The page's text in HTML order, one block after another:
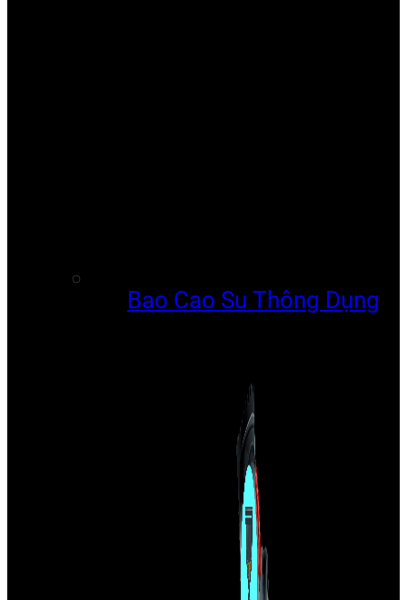
Bao Cao Su Thông Dụng